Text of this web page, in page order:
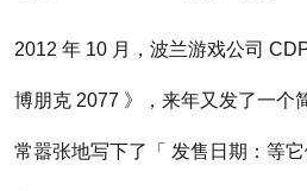
2012 年 10 月，波兰游戏公司
博朋克 2077 》，来年又发了一个
常嚣张地写下了「 发售日期：等